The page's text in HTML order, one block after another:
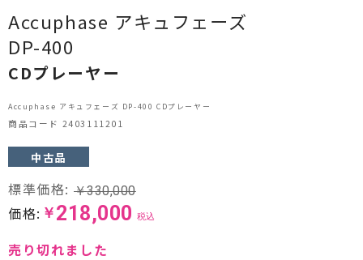
オーディオその他
AVアンプ
ＴＶ・レコーダー・プレーヤー
プロジェクター・スクリーン
サウンドバー・アンプ内蔵型スピーカー
Accuphase アキュフェーズ
DP-400
CDプレーヤー
Accuphase アキュフェーズ DP-400 CDプレーヤー
商品コード 2403111201
中古品
標準価格: ￥330,000
価格: ￥ 218,000 税込
売り切れました